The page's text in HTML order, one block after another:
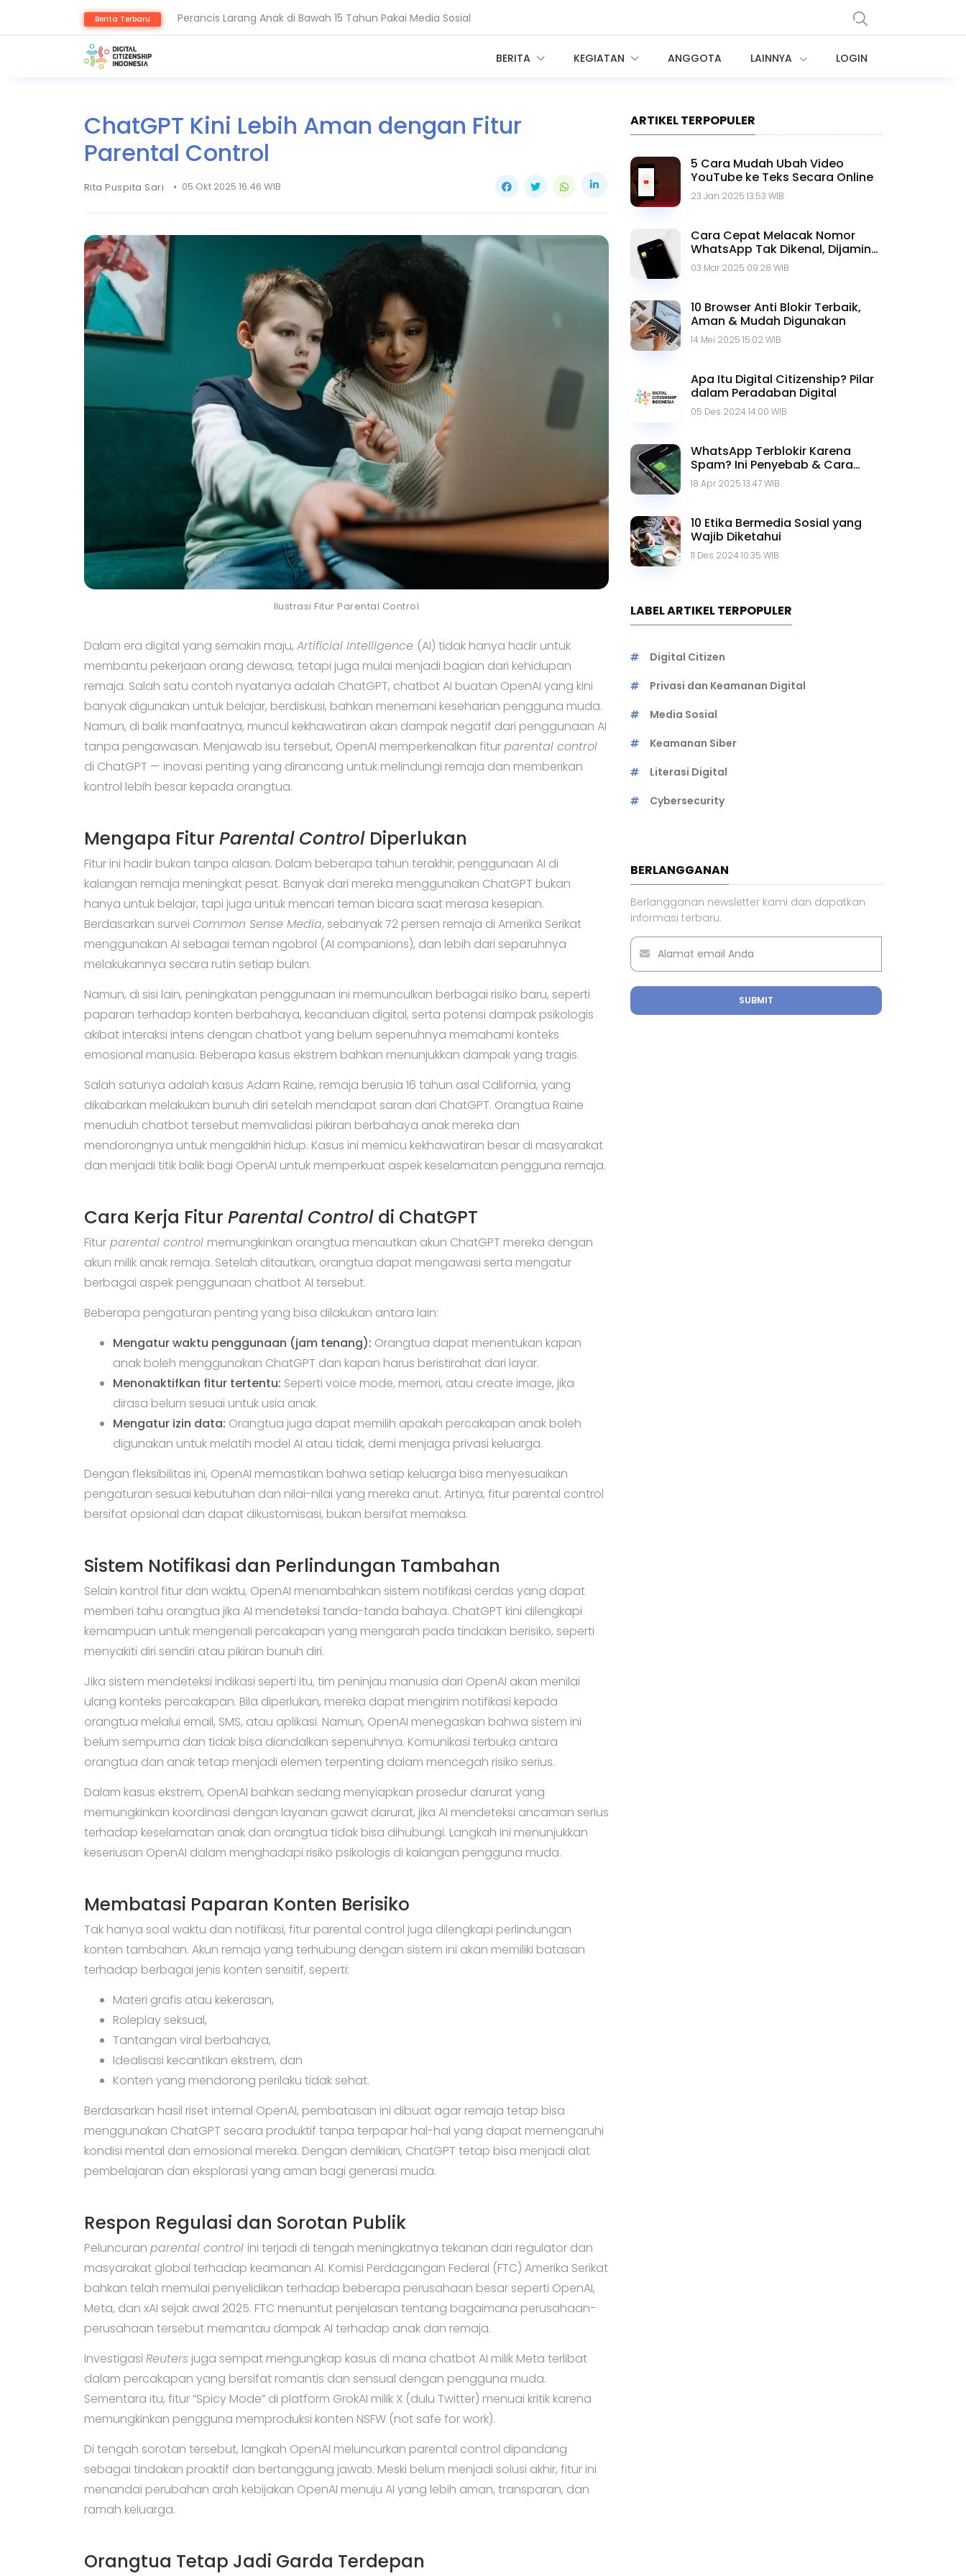
Berita Terbaru
Keamanan Data Jadi Fondasi Ekosistem Kesehatan Digital RI
BERITA KEGIATAN ANGGOTA LAINNYA LOGIN
ChatGPT Kini Lebih Aman dengan Fitur
Parental Control
Rita Puspita Sari • 05 Okt 2025 16.46 WIB
Ilustrasi Fitur Parental Control
Dalam era digital yang semakin maju, Artificial Intelligence (AI) tidak hanya hadir untuk
membantu pekerjaan orang dewasa, tetapi juga mulai menjadi bagian dari kehidupan
remaja. Salah satu contoh nyatanya adalah ChatGPT, chatbot AI buatan OpenAI yang kini
banyak digunakan untuk belajar, berdiskusi, bahkan menemani keseharian pengguna muda.
Namun, di balik manfaatnya, muncul kekhawatiran akan dampak negatif dari penggunaan AI
tanpa pengawasan. Menjawab isu tersebut, OpenAI memperkenalkan fiturparental control
di ChatGPT — inovasi penting yang dirancang untuk melindungi remaja dan memberikan
kontrol lebih besar kepada orangtua.
Mengapa Fitur Parental Control Diperlukan
Fitur ini hadir bukan tanpa alasan. Dalam beberapa tahun terakhir, penggunaan AI di
kalangan remaja meningkat pesat. Banyak dari mereka menggunakan ChatGPT bukan
hanya untuk belajar, tapi juga untuk mencari teman bicara saat merasa kesepian.
Berdasarkan survei Common Sense Media, sebanyak 72 persen remaja di Amerika Serikat
menggunakan AI sebagai teman ngobrol (AI companions), dan lebih dari separuhnya
melakukannya secara rutin setiap bulan.
Namun, di sisi lain, peningkatan penggunaan ini memunculkan berbagai risiko baru, seperti
paparan terhadap konten berbahaya, kecanduan digital, serta potensi dampak psikologis
akibat interaksi intens dengan chatbot yang belum sepenuhnya memahami konteks
emosional manusia. Beberapa kasus ekstrem bahkan menunjukkan dampak yang tragis.
Salah satunya adalah kasus Adam Raine, remaja berusia 16 tahun asal California, yang
dikabarkan melakukan bunuh diri setelah mendapat saran dari ChatGPT. Orangtua Raine
menuduh chatbot tersebut memvalidasi pikiran berbahaya anak mereka dan
mendorongnya untuk mengakhiri hidup. Kasus ini memicu kekhawatiran besar di masyarakat
dan menjadi titik balik bagi OpenAI untuk memperkuat aspek keselamatan pengguna remaja.
Cara Kerja Fitur Parental Control di ChatGPT
Fitur parental control memungkinkan orangtua menautkan akun ChatGPT mereka dengan
akun milik anak remaja. Setelah ditautkan, orangtua dapat mengawasi serta mengatur
berbagai aspek penggunaan chatbot AI tersebut.
Beberapa pengaturan penting yang bisa dilakukan antara lain:
Mengatur waktu penggunaan (jam tenang): Orangtua dapat menentukan kapan
anak boleh menggunakan ChatGPT dan kapan harus beristirahat dari layar.
Menonaktifkan fitur tertentu: Seperti voice mode, memori, atau create image, jika
dirasa belum sesuai untuk usia anak.
Mengatur izin data: Orangtua juga dapat memilih apakah percakapan anak boleh
digunakan untuk melatih model AI atau tidak, demi menjaga privasi keluarga.
Dengan fleksibilitas ini, OpenAI memastikan bahwa setiap keluarga bisa menyesuaikan
pengaturan sesuai kebutuhan dan nilai-nilai yang mereka anut. Artinya, fitur parental control
bersifat opsional dan dapat dikustomisasi, bukan bersifat memaksa.
Sistem Notifikasi dan Perlindungan Tambahan
Selain kontrol fitur dan waktu, OpenAI menambahkan sistem notifikasi cerdas yang dapat
memberi tahu orangtua jika AI mendeteksi tanda-tanda bahaya. ChatGPT kini dilengkapi
kemampuan untuk mengenali percakapan yang mengarah pada tindakan berisiko, seperti
menyakiti diri sendiri atau pikiran bunuh diri.
Jika sistem mendeteksi indikasi seperti itu, tim peninjau manusia dari OpenAI akan menilai
ulang konteks percakapan. Bila diperlukan, mereka dapat mengirim notifikasi kepada
orangtua melalui email, SMS, atau aplikasi. Namun, OpenAI menegaskan bahwa sistem ini
belum sempurna dan tidak bisa diandalkan sepenuhnya. Komunikasi terbuka antara
orangtua dan anak tetap menjadi elemen terpenting dalam mencegah risiko serius.
Dalam kasus ekstrem, OpenAI bahkan sedang menyiapkan prosedur darurat yang
memungkinkan koordinasi dengan layanan gawat darurat, jika AI mendeteksi ancaman serius
terhadap keselamatan anak dan orangtua tidak bisa dihubungi. Langkah ini menunjukkan
keseriusan OpenAI dalam menghadapi risiko psikologis di kalangan pengguna muda.
Membatasi Paparan Konten Berisiko
Tak hanya soal waktu dan notifikasi, fitur parental control juga dilengkapi perlindungan
konten tambahan. Akun remaja yang terhubung dengan sistem ini akan memiliki batasan
terhadap berbagai jenis konten sensitif, seperti:
Materi grafis atau kekerasan,
Roleplay seksual,
Tantangan viral berbahaya,
Idealisasi kecantikan ekstrem, dan
Konten yang mendorong perilaku tidak sehat.
Berdasarkan hasil riset internal OpenAI, pembatasan ini dibuat agar remaja tetap bisa
menggunakan ChatGPT secara produktif tanpa terpapar hal-hal yang dapat memengaruhi
kondisi mental dan emosional mereka. Dengan demikian, ChatGPT tetap bisa menjadi alat
pembelajaran dan eksplorasi yang aman bagi generasi muda.
Respon Regulasi dan Sorotan Publik
Peluncuran parental control ini terjadi di tengah meningkatnya tekanan dari regulator dan
masyarakat global terhadap keamanan AI. Komisi Perdagangan Federal (FTC) Amerika Serikat
bahkan telah memulai penyelidikan terhadap beberapa perusahaan besar seperti OpenAI,
Meta, dan xAI sejak awal 2025. FTC menuntut penjelasan tentang bagaimana perusahaan-
perusahaan tersebut memantau dampak AI terhadap anak dan remaja.
Investigasi Reuters juga sempat mengungkap kasus di mana chatbot AI milik Meta terlibat
dalam percakapan yang bersifat romantis dan sensual dengan pengguna muda.
Sementara itu, fitur “Spicy Mode” di platform GrokAI milik X (dulu Twitter) menuai kritik karena
memungkinkan pengguna memproduksi konten NSFW (not safe for work).
Di tengah sorotan tersebut, langkah OpenAI meluncurkan parental control dipandang
sebagai tindakan proaktif dan bertanggung jawab. Meski belum menjadi solusi akhir, fitur ini
menandai perubahan arah kebijakan OpenAI menuju AI yang lebih aman, transparan, dan
ramah keluarga.
Orangtua Tetap Jadi Garda Terdepan
ARTIKEL TERPOPULER
5 Cara Mudah Ubah Video
YouTube ke Teks Secara Online
23 Jan 2025 13.53 WIB
Cara Cepat Melacak Nomor
WhatsApp Tak Dikenal, Dijamin
Ampuh!
03 Mar 2025 09.28 WIB
10 Browser Anti Blokir Terbaik,
Aman & Mudah Digunakan
14 Mei 2025 15.02 WIB
Apa Itu Digital Citizenship? Pilar
dalam Peradaban Digital
05 Des 2024 14.00 WIB
WhatsApp Terblokir Karena
Spam? Ini Penyebab & Cara
Mengatasinya
18 Apr 2025 13.47 WIB
10 Etika Bermedia Sosial yang
Wajib Diketahui
11 Des 2024 10.35 WIB
LABEL ARTIKEL TERPOPULER
Digital Citizen
Privasi dan Keamanan Digital
Media Sosial
Keamanan Siber
Literasi Digital
Cybersecurity
BERLANGGANAN
Berlangganan newsletter kami dan dapatkan
informasi terbaru.
SUBMIT